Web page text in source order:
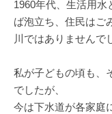
1960年代、生活用
ば泡立ち、住民はご
川ではありませんで
私が子どもの頃も、
でしたが、
今は下水道が各家庭